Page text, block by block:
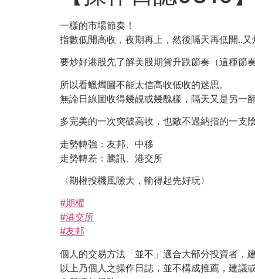
一樣的市場節奏！
指數低開高收，夜期再上，然後隔天再低開..又
要炒好港股先了解美股期貨升跌節奏（這種節
所以看蠟燭圖不能太信高收低收的迷思。
無論日線圖收得幾靚或幾醜樣，隔天又是另一翻
多完美的一次突破高收，也敵不過納指的一支陰
走勢轉強：友邦、中移
走勢轉差：騰訊、港交所
〈期權投機風險大，輸得起先好玩〉
#期權
#港交所
#友邦
個人的交易方法「並不」適合大部分投資者，
以上乃個人之操作日誌，並不構成推薦，建議